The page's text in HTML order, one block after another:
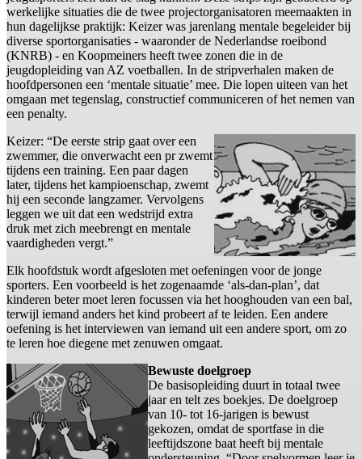
werkelijke situaties die de twee projectorganisatoren meemaakten in
hun dagelijkse praktijk: Keizer was jarenlang mentale begeleider bij
diverse sportorganisaties - waaronder de Nederlandse roeibond
(KNRB) - en Koopmeiners heeft twee zonen die in de
jeugdopleiding van AZ voetballen. In de stripverhalen maken de
hoofdpersonen een ‘mentale situatie’ mee. Die lopen uiteen van het
omgaan met tegenslag, constructief communiceren of het nemen van
een penalty.
Keizer: “De eerste strip gaat over een
zwemmer, die onverwacht een pr zwemt
tijdens een training. Een paar dagen
later, tijdens het kampioenschap, zwemt
hij een seconde langzamer. Vervolgens
leggen we uit dat een wedstrijd extra
druk met zich meebrengt en mentale
vaardigheden vergt.”
Elk hoofdstuk wordt afgesloten met oefeningen voor de jonge
sporters. Een voorbeeld is het zogenaamde ‘als-dan-plan’, dat
kinderen beter moet leren focussen via het hooghouden van een bal,
terwijl iemand anders het kind probeert af te leiden. Een andere
oefening is het interviewen van iemand uit een andere sport, om zo
te leren hoe diegene met zenuwen omgaat.
Bewuste doelgroep
De basisopleiding duurt in totaal twee
jaar en telt zes boekjes. De doelgroep
van 10- tot 16-jarigen is bewust
gekozen, omdat de sportfase in die
leeftijdszone baat heeft bij mentale